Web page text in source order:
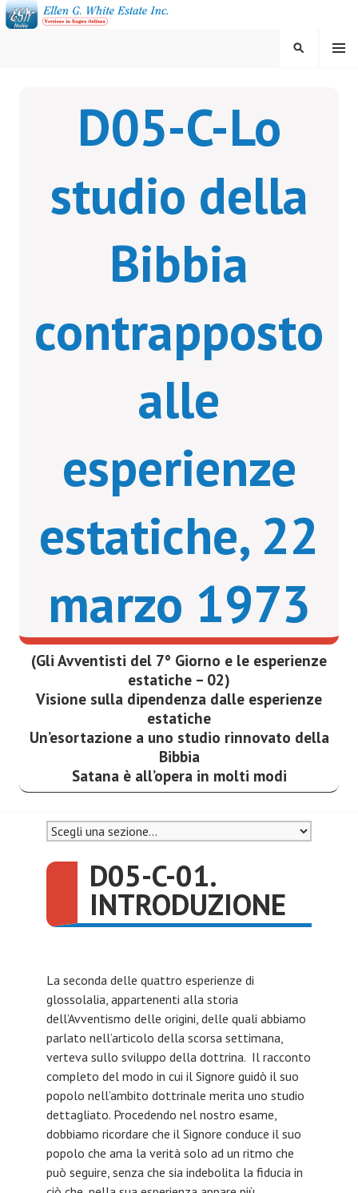
Vai
al
ELLEN G. WHITE ESTATE
INC.
MENU
CERCA
D05-C-Lo
studio della
Bibbia
contrapposto
alle
esperienze
estatiche, 22
marzo 1973
(Gli Avventisti del 7° Giorno e le esperienze
estatiche – 02)
Visione sulla dipendenza dalle esperienze
estatiche
Un’esortazione a uno studio rinnovato della
Bibbia
Satana è all’opera in molti modi
D05-C-01.
INTRODUZIONE
La seconda delle quattro esperienze di
glossolalia, appartenenti alla storia
dell’Avventismo delle origini, delle quali abbiamo
parlato nell’articolo della scorsa settimana,
verteva sullo sviluppo della dottrina. Il racconto
completo del modo in cui il Signore guidò il suo
popolo nell’ambito dottrinale merita uno studio
dettagliato. Procedendo nel nostro esame,
dobbiamo ricordare che il Signore conduce il suo
popolo che ama la verità solo ad un ritmo che
può seguire, senza che sia indebolita la fiducia in